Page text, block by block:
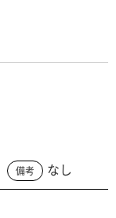
備考 なし